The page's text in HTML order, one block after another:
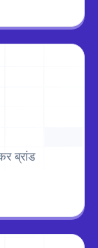
ब्रांड